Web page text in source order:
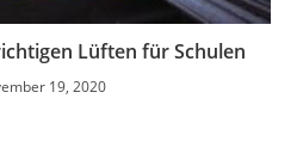
Lüften für Schulen
19, 2020